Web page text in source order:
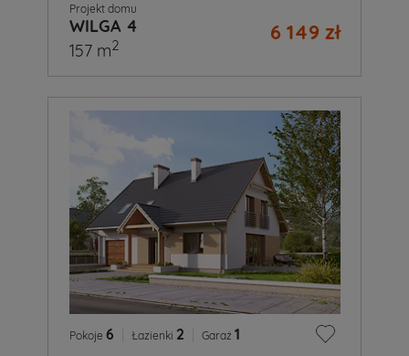
Projekt domu
WILGA 4 6 149 zł
157 m2
Pokoje 6 Łazienki 2 Garaż 1